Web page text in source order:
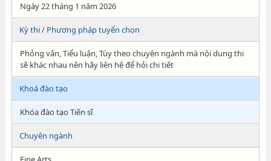
Ngày 22 tháng 1 năm 2026
Kỳ thi / Phương pháp tuyển chọn
Phỏng vấn, Tiểu luận, Tùy theo chuyên ngành mà nội dung thi
sẽ khác nhau nên hãy liên hệ để hỏi chi tiết
Khoá đào tạo
Khóa đào tạo Tiến sĩ
Chuyên ngành